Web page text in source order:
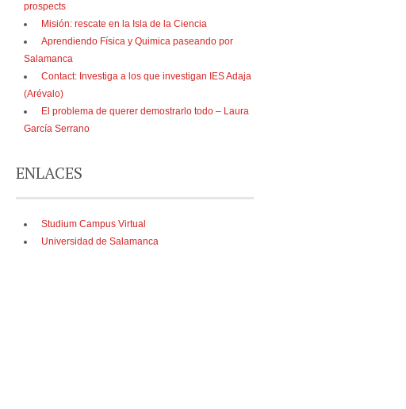
prospects
Misión: rescate en la Isla de la Ciencia
Aprendiendo Física y Quimica paseando por
Salamanca
Contact: Investiga a los que investigan IES Adaja
(Arévalo)
El problema de querer demostrarlo todo – Laura
García Serrano
ENLACES
Studium Campus Virtual
Universidad de Salamanca